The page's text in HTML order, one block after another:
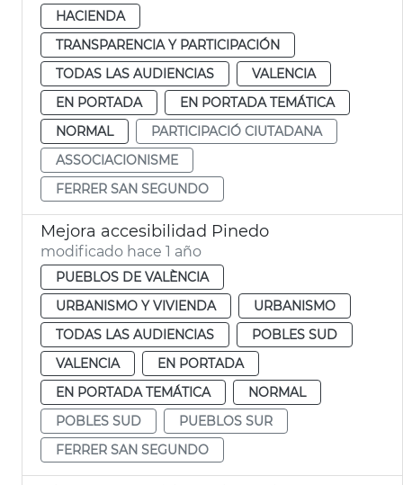
HACIENDA
TRANSPARENCIA Y PARTICIPACIÓN
TODAS LAS AUDIENCIAS
VALENCIA
EN PORTADA
EN PORTADA TEMÁTICA
NORMAL
PARTICIPACIÓ CIUTADANA
ASSOCIACIONISME
FERRER SAN SEGUNDO
Mejora accesibilidad Pinedo
modificado hace 1 año
PUEBLOS DE VALÈNCIA
URBANISMO Y VIVIENDA
URBANISMO
TODAS LAS AUDIENCIAS
POBLES SUD
VALENCIA
EN PORTADA
EN PORTADA TEMÁTICA
NORMAL
POBLES SUD
PUEBLOS SUR
FERRER SAN SEGUNDO